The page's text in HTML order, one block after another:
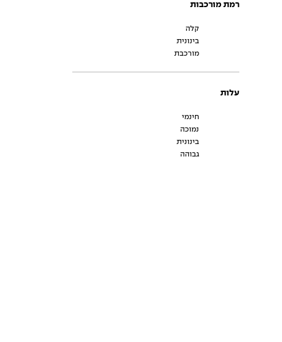
רמת מורכבות
קלה
בינונית
מורכבת
עלות
חינמי
נמוכה
בינונית
גבוהה